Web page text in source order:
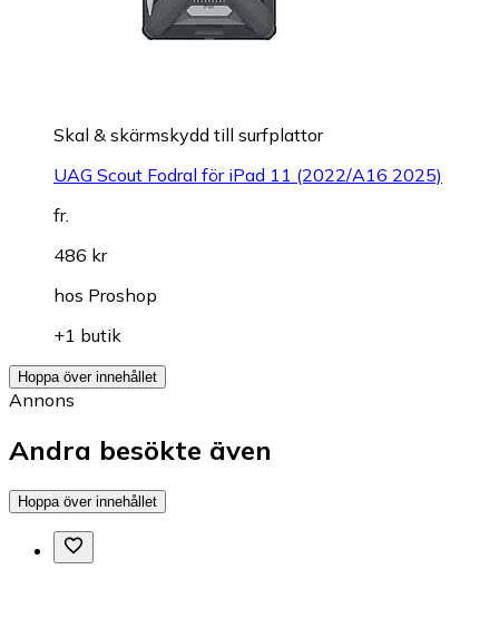
Skal & skärmskydd till surfplattor
UAG Scout Fodral för iPad 11 (2022/A16 2025)
fr.
486 kr
hos Proshop
+1 butik
Hoppa över innehållet
Annons
Andra besökte även
Hoppa över innehållet